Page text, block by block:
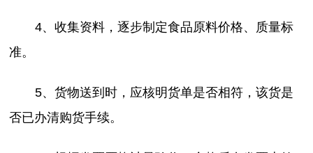
4、收集资料，逐步制定食品原料价格、质量标
准。
5、货物送到时，应核明货单是否相符，该货是
否已办清购货手续。